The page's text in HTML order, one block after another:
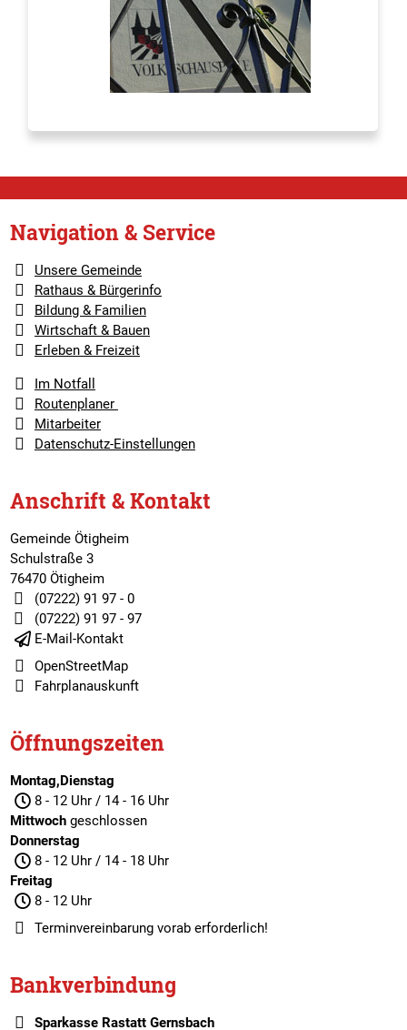
Navigation & Service
Unsere Gemeinde
Rathaus & Bürgerinfo
Bildung & Familien
Wirtschaft & Bauen
Erleben & Freizeit
Im Notfall
Routenplaner
Mitarbeiter
Datenschutz-Einstellungen
Anschrift & Kontakt
Gemeinde Ötigheim
Schulstraße 3
76470 Ötigheim
(07222) 91 97 - 0
(07222) 91 97 - 97
E-Mail-Kontakt
OpenStreetMap
Fahrplanauskunft
Öffnungszeiten
Montag,Dienstag
8 - 12 Uhr / 14 - 16 Uhr
Mittwochgeschlossen
Donnerstag
8 - 12 Uhr / 14 - 18 Uhr
Freitag
8 - 12 Uhr
Terminvereinbarungvorab erforderlich!
Bankverbindung
Sparkasse Rastatt Gernsbach